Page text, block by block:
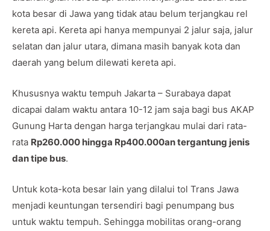
kota besar di Jawa yang tidak atau belum terjangkau rel
kereta api. Kereta api hanya mempunyai 2 jalur saja, jalur
selatan dan jalur utara, dimana masih banyak kota dan
daerah yang belum dilewati kereta api.
Khususnya waktu tempuh Jakarta – Surabaya dapat
dicapai dalam waktu antara 10-12 jam saja bagi bus AKAP
Gunung Harta dengan harga terjangkau mulai dari rata-
rata Rp260.000 hingga Rp400.000an tergantung jenis
dan tipe bus.
Untuk kota-kota besar lain yang dilalui tol Trans Jawa
menjadi keuntungan tersendiri bagi penumpang bus
untuk waktu tempuh. Sehingga mobilitas orang-orang